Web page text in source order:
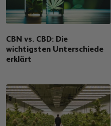
CBN vs. CBD: Die
wichtigsten Unterschiede
erklärt